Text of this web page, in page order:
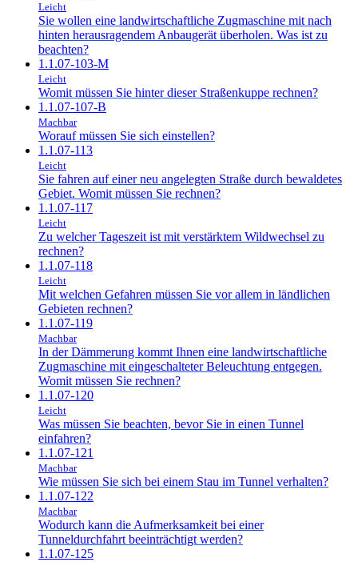
Leicht
Sie wollen eine landwirtschaftliche Zugmaschine mit nach
hinten herausragendem Anbaugerät überholen. Was ist zu
beachten?
1.1.07-103-M
Leicht
Womit müssen Sie hinter dieser Straßenkuppe rechnen?
1.1.07-107-B
Machbar
Worauf müssen Sie sich einstellen?
1.1.07-113
Leicht
Sie fahren auf einer neu angelegten Straße durch bewaldetes
Gebiet. Womit müssen Sie rechnen?
1.1.07-117
Leicht
Zu welcher Tageszeit ist mit verstärktem Wildwechsel zu
rechnen?
1.1.07-118
Leicht
Mit welchen Gefahren müssen Sie vor allem in ländlichen
Gebieten rechnen?
1.1.07-119
Machbar
In der Dämmerung kommt Ihnen eine landwirtschaftliche
Zugmaschine mit eingeschalteter Beleuchtung entgegen.
Womit müssen Sie rechnen?
1.1.07-120
Leicht
Was müssen Sie beachten, bevor Sie in einen Tunnel
einfahren?
1.1.07-121
Machbar
Wie müssen Sie sich bei einem Stau im Tunnel verhalten?
1.1.07-122
Machbar
Wodurch kann die Aufmerksamkeit bei einer
Tunneldurchfahrt beeinträchtigt werden?
1.1.07-125